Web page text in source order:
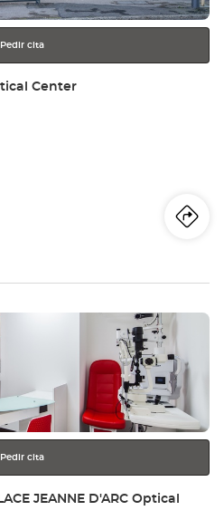
Pedir cita
Center
a
Pedir cita
JEANNE D'ARC Optical